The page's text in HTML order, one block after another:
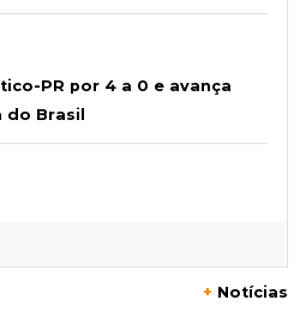
PR por 4 a 0 e avança
do Brasil
+ Notícias